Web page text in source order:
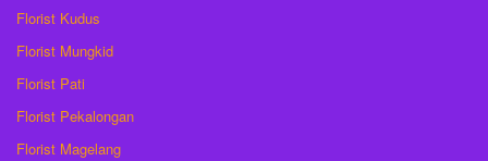
Florist Kudus
Florist Mungkid
Florist Pati
Florist Pekalongan
Florist Magelang